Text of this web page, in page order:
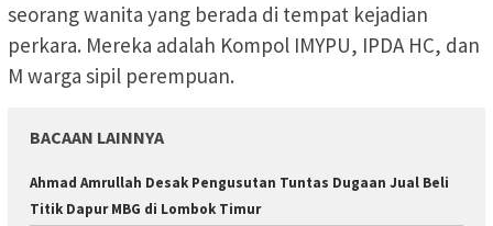
seorang wanita yang berada di tempat kejadian
perkara. Mereka adalah Kompol IMYPU, IPDA HC, dan
M warga sipil perempuan.
BACAAN LAINNYA
Ahmad Amrullah Desak Pengusutan Tuntas Dugaan Jual Beli
Titik Dapur MBG di Lombok Timur